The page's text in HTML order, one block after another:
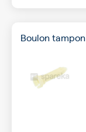
Boulon tampon